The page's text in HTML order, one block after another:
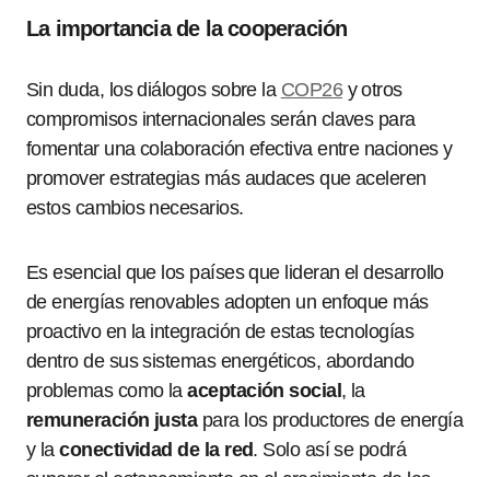
La importancia de la cooperación
Sin duda, los diálogos sobre la COP26y otros
compromisos internacionales serán claves para
fomentar una colaboración efectiva entre naciones y
promover estrategias más audaces que aceleren
estos cambios necesarios.
Es esencial que los países que lideran el desarrollo
de energías renovables adopten un enfoque más
proactivo en la integración de estas tecnologías
dentro de sus sistemas energéticos, abordando
problemas como laaceptación social , la
remuneración justapara los productores de energía
y laconectividad de la red. Solo así se podrá